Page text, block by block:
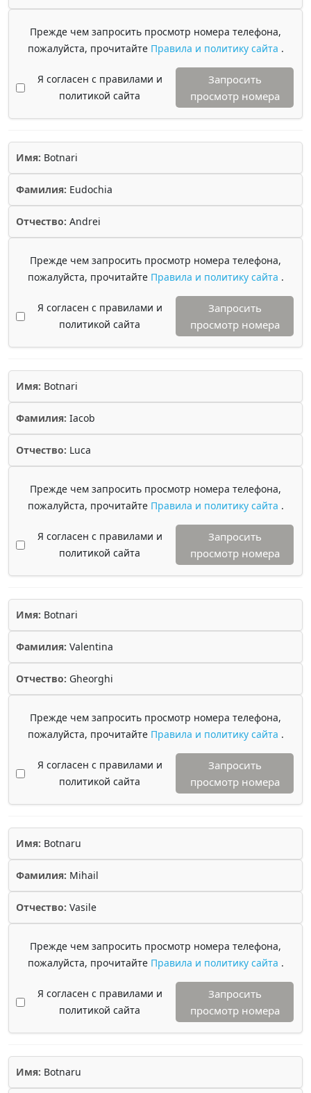
Прежде чем запросить просмотр номера телефона,
пожалуйста, прочитайте Правила и политику сайта .
Я согласен с правилами и
политикой сайта
Запросить
просмотр номера
Имя: Botnari
Фамилия: Eudochia
Отчество: Andrei
Прежде чем запросить просмотр номера телефона,
пожалуйста, прочитайте Правила и политику сайта .
Я согласен с правилами и
политикой сайта
Запросить
просмотр номера
Имя: Botnari
Фамилия: Iacob
Отчество: Luca
Прежде чем запросить просмотр номера телефона,
пожалуйста, прочитайте Правила и политику сайта .
Я согласен с правилами и
политикой сайта
Запросить
просмотр номера
Имя: Botnari
Фамилия: Valentina
Отчество: Gheorghi
Прежде чем запросить просмотр номера телефона,
пожалуйста, прочитайте Правила и политику сайта .
Я согласен с правилами и
политикой сайта
Запросить
просмотр номера
Имя: Botnaru
Фамилия: Mihail
Отчество: Vasile
Прежде чем запросить просмотр номера телефона,
пожалуйста, прочитайте Правила и политику сайта .
Я согласен с правилами и
политикой сайта
Запросить
просмотр номера
Имя: Botnaru